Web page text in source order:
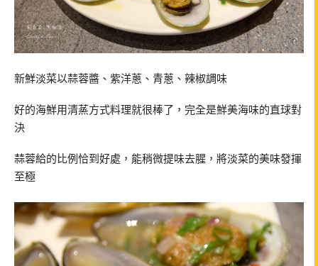
新鮮淡菜以蒜蓉醬、紫洋蔥、青蔥、辣椒調味
好的海鮮用清蒸方式料理就很棒了，完全是鮮美海味的直球對
決
蒜蓉給的比例恰到好處，能稍微提味去腥，將淡菜的美味發揮
至極